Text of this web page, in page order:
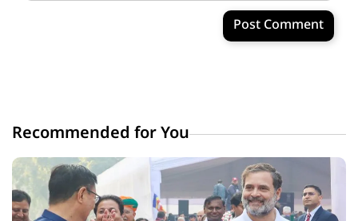
Post Comment
Recommended for You